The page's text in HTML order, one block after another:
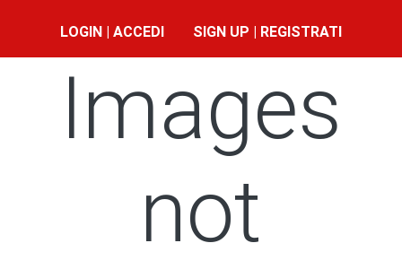
LOGIN | ACCEDI SIGN UP | REGISTRATI
Images
not